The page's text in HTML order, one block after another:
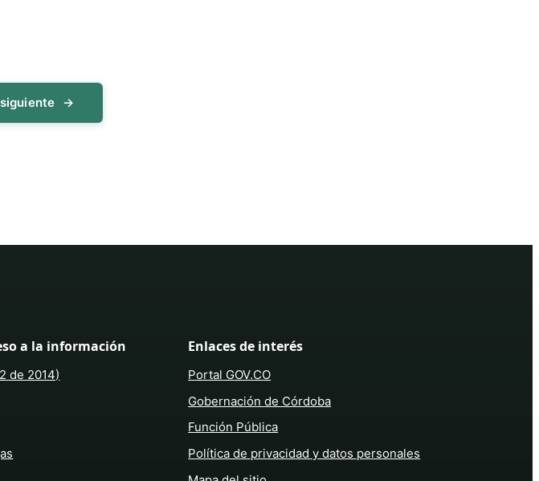
→
a la información
de 2014)
Enlaces de interés
Portal GOV.CO
Gobernación de Córdoba
Función Pública
Política de privacidad y datos personales